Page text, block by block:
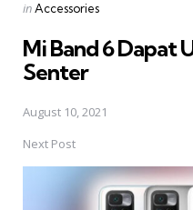
Posted
inAccessories
Mi Band 6 Dapat
Senter
August 10, 2021
Next Post